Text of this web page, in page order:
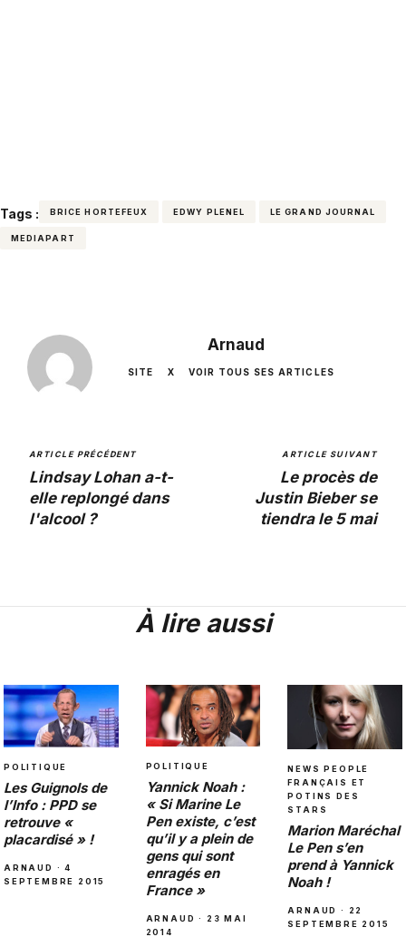
Tags : BRICE HORTEFEUX EDWY PLENEL LE GRAND JOURNAL
MEDIAPART
Arnaud
SITE X VOIR TOUS SES ARTICLES
ARTICLE PRÉCÉDENT
Lindsay Lohan a-t-
elle replongé dans
l'alcool ?
ARTICLE SUIVANT
Le procès de
Justin Bieber se
tiendra le 5 mai
À lire aussi
POLITIQUE
Les Guignols de
l’Info : PPD se
retrouve «
placardisé » !
ARNAUD · 4
SEPTEMBRE 2015
POLITIQUE
Yannick Noah :
« Si Marine Le
Pen existe, c’est
qu’il y a plein de
gens qui sont
enragés en
France »
ARNAUD · 23 MAI
2014
NEWS PEOPLE
FRANÇAIS ET
POTINS DES
STARS
Marion Maréchal
Le Pen s’en
prend à Yannick
Noah !
ARNAUD · 22
SEPTEMBRE 2015